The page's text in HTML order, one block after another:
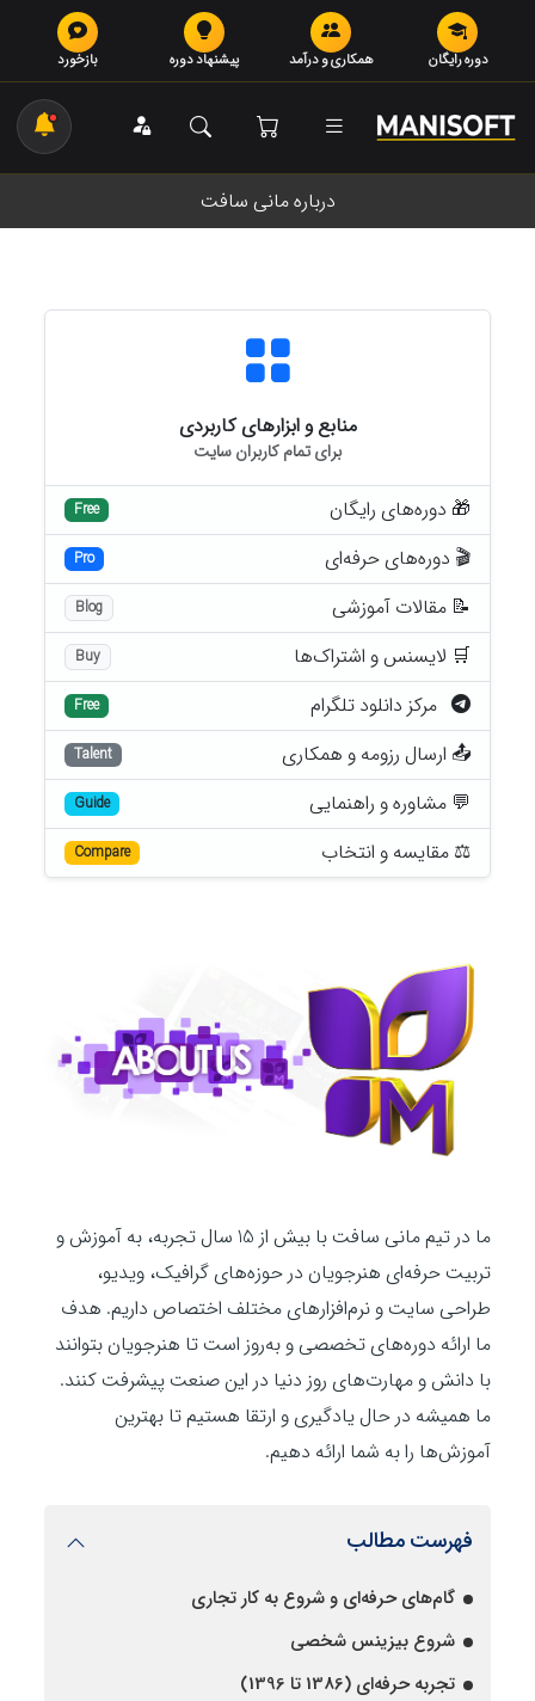
دوره رایگان همکاری و درآمد پیشنهاد دوره بازخورد
درباره مانی سافت
منابع و ابزارهای کاربردی
برای تمام کاربران سایت
🎁 دوره‌های رایگان Free
🎬 دوره‌های حرفه‌ای Pro
📝 مقالات آموزشی Blog
🛒 لایسنس و اشتراک‌ها Buy
مرکز دانلود تلگرام Free
📤 ارسال رزومه و همکاری Talent
💬 مشاوره و راهنمایی Guide
⚖️ مقایسه و انتخاب Compare
ما در تیم مانی سافت با بیش از 15 سال تجربه، به آموزش و
تربیت حرفه‌ای هنرجویان در حوزه‌های گرافیک، ویدیو،
طراحی سایت و نرم‌افزارهای مختلف اختصاص داریم. هدف
ما ارائه دوره‌های تخصصی و به‌روز است تا هنرجویان بتوانند
با دانش و مهارت‌های روز دنیا در این صنعت پیشرفت کنند.
ما همیشه در حال یادگیری و ارتقا هستیم تا بهترین
آموزش‌ها را به شما ارائه دهیم.
فهرست مطالب
گام‌های حرفه‌ای و شروع به کار تجاری
شروع بیزینس شخصی
تجربه حرفه‌ای (1386 تا 1396)